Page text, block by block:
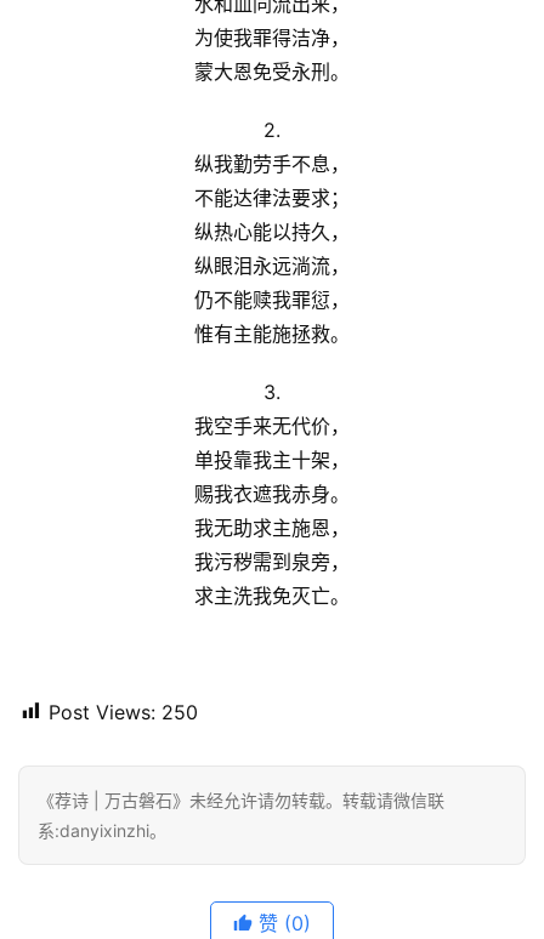
注册
为使我罪得洁净，
蒙大恩免受永刑。
2.
纵我勤劳手不息，
不能达律法要求；
纵热心能以持久，
纵眼泪永远淌流，
仍不能赎我罪愆，
惟有主能施拯救。
3.
我空手来无代价，
单投靠我主十架，
赐我衣遮我赤身。
我无助求主施恩，
我污秽需到泉旁，
求主洗我免灭亡。
Post Views: 250
《荐诗 | 万古磐石》未经允许请勿转载。转载请微信联
系:danyixinzhi。
赞 (0)